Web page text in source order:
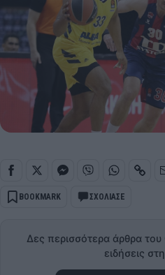
BOOKMARK ΣΧΟΛΙΑΣΕ
Δες περισσότερα άρθρα
ειδήσεις